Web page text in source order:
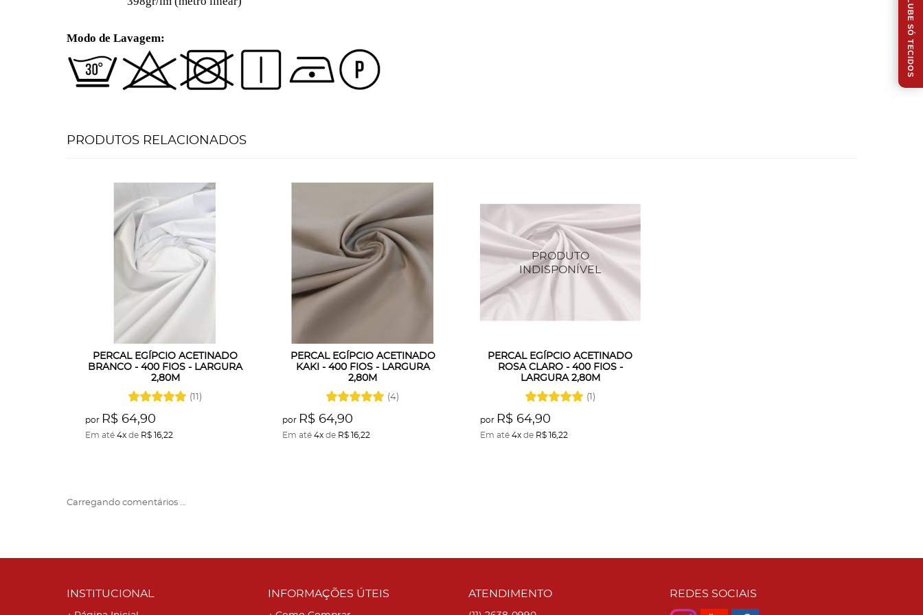
Modo de Lavagem:
PRODUTOS RELACIONADOS
PERCAL EGÍPCIO ACETINADO
BRANCO - 400 FIOS - LARGURA
2,80M
(11)
por R$ 64,90
Em até 4xde R$ 16,22
PERCAL EGÍPCIO ACETINADO
KAKI - 400 FIOS - LARGURA
2,80M
(4)
por R$ 64,90
Em até 4x de R$ 16,22
PERCAL EGÍPCIO ACETINADO
ROSA CLARO - 400 FIOS -
LARGURA 2,80M
(1)
por R$ 64,90
Em até 4xde R$ 16,22
Carregando comentários ...
INSTITUCIONAL INFORMAÇÕES ÚTEIS ATENDIMENTO REDES SOCIAIS
CLUBE SÓ TECIDOS